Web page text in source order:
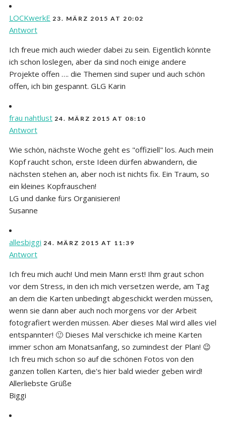
LOCKwerkE 23. MÄRZ 2015 AT 20:02
Antwort
Ich freue mich auch wieder dabei zu sein. Eigentlich könnte
ich schon loslegen, aber da sind noch einige andere
Projekte offen …. die Themen sind super und auch schön
offen, ich bin gespannt. GLG Karin
frau nahtlust 24. MÄRZ 2015 AT 08:10
Antwort
Wie schön, nächste Woche geht es "offiziell" los. Auch mein
Kopf raucht schon, erste Ideen dürfen abwandern, die
nächsten stehen an, aber noch ist nichts fix. Ein Traum, so
ein kleines Kopfrauschen!
LG und danke fürs Organisieren!
Susanne
allesbiggi 24. MÄRZ 2015 AT 11:39
Antwort
Ich freu mich auch! Und mein Mann erst! Ihm graut schon
vor dem Stress, in den ich mich versetzen werde, am Tag
an dem die Karten unbedingt abgeschickt werden müssen,
wenn sie dann aber auch noch morgens vor der Arbeit
fotografiert werden müssen. Aber dieses Mal wird alles viel
entspannter! 🙂 Dieses Mal verschicke ich meine Karten
immer schon am Monatsanfang, so zumindest der Plan! 😉
Ich freu mich schon so auf die schönen Fotos von den
ganzen tollen Karten, die's hier bald wieder geben wird!
Allerliebste Grüße
Biggi